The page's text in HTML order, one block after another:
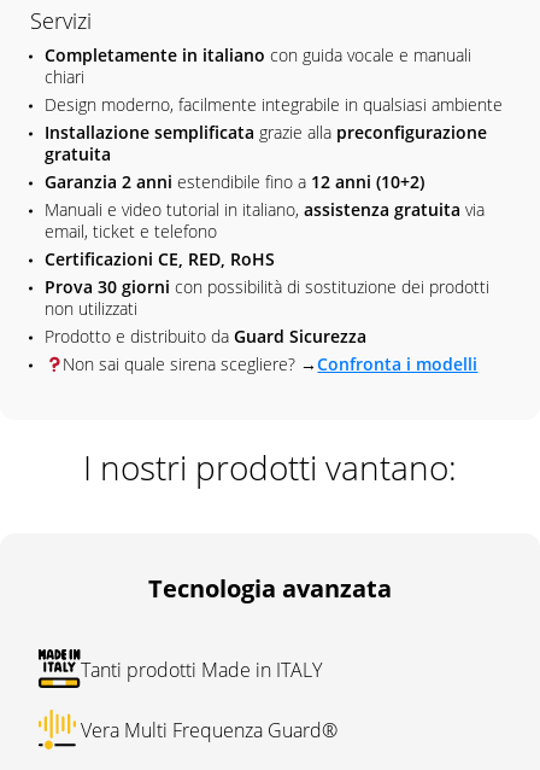
Servizi
Completamente in italiano con guida vocale e manuali
chiari
Design moderno, facilmente integrabile in qualsiasi ambiente
Installazione semplificata grazie alla preconfigurazione
gratuita
Garanzia 2 anni estendibile fino a 12 anni (10+2)
Manuali e video tutorial in italiano, assistenza gratuita via
email, ticket e telefono
Certificazioni CE, RED, RoHS
Prova 30 giorni con possibilità di sostituzione dei prodotti
non utilizzati
Prodotto e distribuito da Guard Sicurezza
Non sai quale sirena scegliere? →Confronta i modelli
I nostri prodotti vantano:
Tecnologia avanzata
Tanti prodotti Made in ITALY
Vera Multi Frequenza Guard®